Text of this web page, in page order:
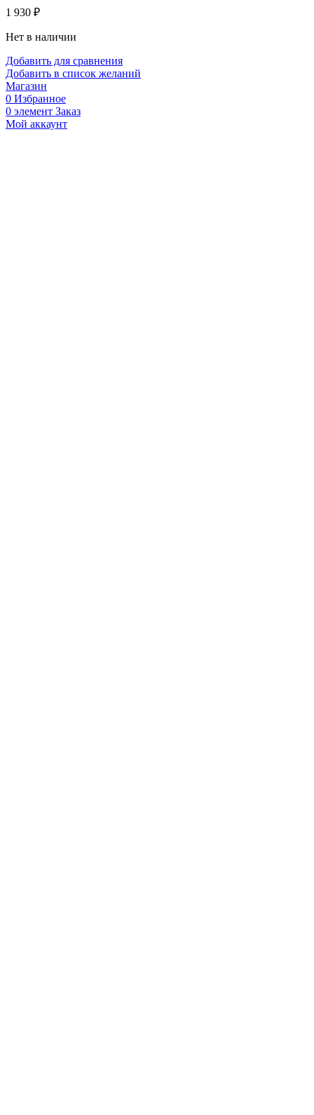
1 930 ₽
Нет в наличии
Добавить для сравнения
Добавить в список желаний
Магазин
0 Избранное
0 элемент Заказ
Мой аккаунт